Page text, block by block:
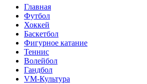
Главная
Футбол
Хоккей
Баскетбол
Фигурное катание
Теннис
Волейбол
Гандбол
VM-Культура